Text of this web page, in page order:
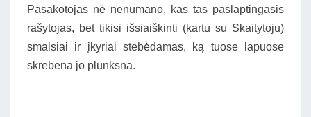
Pasakotojas nė nenumano, kas tas paslaptingasis
rašytojas, bet tikisi išsiaiškinti (kartu su Skaitytoju)
smalsiai ir įkyriai stebėdamas, ką tuose lapuose
skrebena jo plunksna.